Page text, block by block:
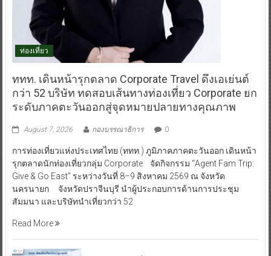
ท่องเที่ยว
ททท. เดินหน้ารุกตลาด Corporate Travel ดึงเอเย่นต์
กว่า 52 บริษัท ทดสอบเส้นทางท่องเที่ยว Corporate ยก
ระดับภาคตะวันออกสู่จุดหมายปลายทางคุณภาพ
August 7, 2026 กองบรรณาธิการ 0
การท่องเที่ยวแห่งประเทศไทย (ททท.) ภูมิภาคภาคตะวันออก เดินหน้า
รุกตลาดนักท่องเที่ยวกลุ่ม Corporate จัดกิจกรรม “Agent Fam Trip:
Give & Go East” ระหว่างวันที่ 8–9 สิงหาคม 2569 ณ จังหวัด
นครนายก จังหวัดปราจีนบุรี นำผู้ประกอบการด้านการประชุม
สัมมนา และบริษัทนำเที่ยวกว่า 52
Read More